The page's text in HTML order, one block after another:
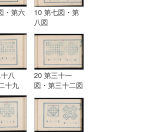
・第六
10 第七図・第
八図
八
十九
十図
20 第三十一
図・第三十二図